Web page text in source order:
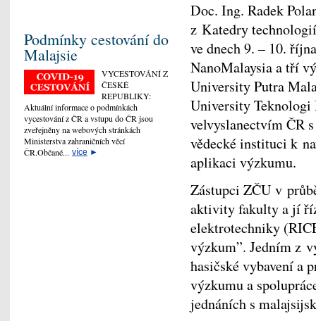
Doc. Ing. Radek
z Katedry
ve dnech 9. – 10.
NanoMalaysia a tří
University Putra
University
velvyslanectvím ČR
vědecké instituci k
aplikaci výzkumu.
Zástupci ZČU v
aktivity fakulty a jí
elektrotechniky
výzkum”. Jedním z
hasičské vybavení a
výzkumu a
jednáních s
Podmínky cestování do
Malajsie
VYCESTOVÁNÍ Z
ČESKÉ
REPUBLIKY:
Aktuální informace o podmínkách
vycestování z ČR a vstupu do ČR jsou
zveřejněny na webových stránkách
Ministerstva zahraničních věcí
ČR.Občané... více ►